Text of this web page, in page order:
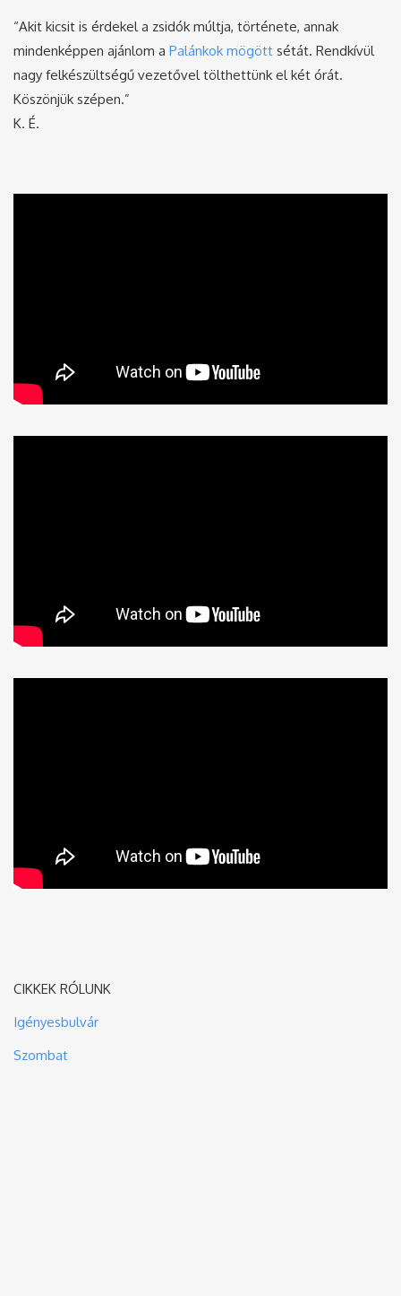
“Akit kicsit is érdekel a zsidók múltja, története, annak
mindenképpen ajánlom a Palánkok mögött sétát. Rendkívül
nagy felkészültségű vezetővel tölthettünk el két órát.
Köszönjük szépen.”
K. É.
CIKKEK RÓLUNK
Igényesbulvár
Szombat